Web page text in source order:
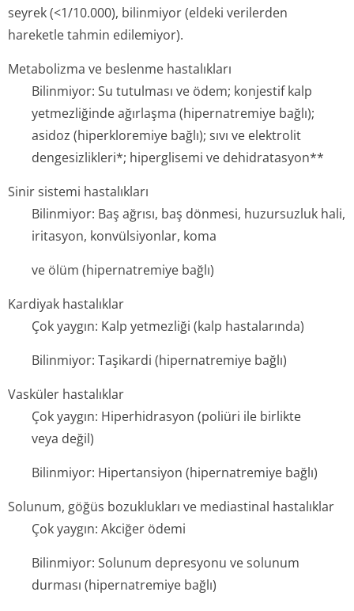
seyrek (<1/10.000), bilinmiyor (eldeki verilerden
hareketle tahmin edilemiyor).
Metabolizma ve beslenme hastalıkları
Bilinmiyor: Su tutulması ve ödem; konjestif kalp
yetmezliğinde ağırlaşma (hipernatremiye bağlı);
asidoz (hiperkloremiye bağlı); sıvı ve elektrolit
dengesizlikleri*; hiperglisemi ve dehidratasyon**
Sinir sistemi hastalıkları
Bilinmiyor: Baş ağrısı, baş dönmesi, huzursuzluk hali,
iritasyon, konvülsiyonlar, ko­ma
ve ölüm (hipernatremiye bağlı)
Kardiyak hastalıklar
Çok yaygın: Kalp yetmezliği (kalp hastalarında)
Bilinmiyor: Taşikardi (hipernatremiye bağlı)
Vasküler hastalıklar
Çok yaygın: Hiperhidrasyon (poliüri ile birlikte
veya değil)
Bilinmiyor: Hipertansiyon (hipernatremiye bağlı)
Solunum, göğüs bozuklukları ve mediastinal hastalıklar
Çok yaygın: Akciğer ödemi
Bilinmiyor: Solunum depresyonu ve solunum
durması (hipernatremi­ye bağlı)